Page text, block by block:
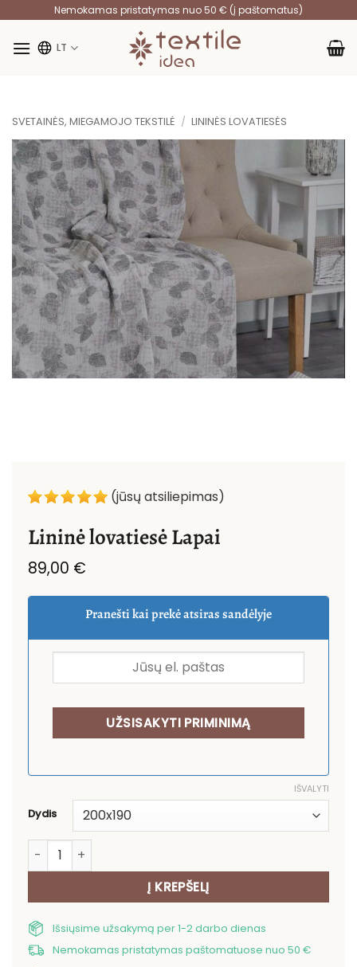
content
Nemokamas pristatymas nuo 50 € (į paštomatus)
LT
SVETAINĖS, MIEGAMOJO TEKSTILĖ / LININĖS LOVATIESĖS
(jūsų atsiliepimas)
Lininė lovatiesė Lapai
89,00 €
Pranešti kai prekė atsiras sandėlyje
Dydis
IŠVALYTI
produkto kiekis: Lininė lovatiesė Lapai
Į KREPŠELĮ
Išsiųsime užsakymą per 1-2 darbo dienas
Nemokamas pristatymas paštomatuose nuo 50 €